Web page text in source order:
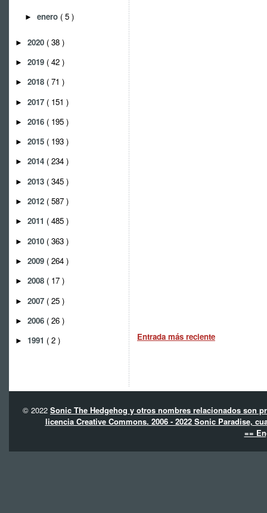
► enero ( 5 )
► 2020 ( 38 )
► 2019 ( 42 )
► 2018 ( 71 )
► 2017 ( 151 )
► 2016 ( 195 )
► 2015 ( 193 )
► 2014 ( 234 )
► 2013 ( 345 )
► 2012 ( 587 )
► 2011 ( 485 )
► 2010 ( 363 )
► 2009 ( 264 )
► 2008 ( 17 )
► 2007 ( 25 )
► 2006 ( 26 )
► 1991 ( 2 ) Entrada más reciente
© 2022 Sonic The Hedgehog y otros nombres relacionados son
licencia Creative Commons. 2006 - 2022 Sonic Paradise,
==